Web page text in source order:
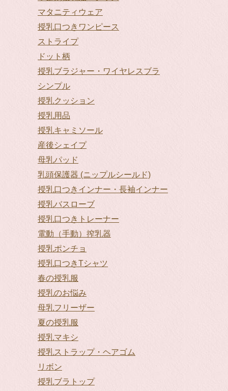
マタニティウェア
授乳口つきワンピース
ストライプ
ドット柄
授乳ブラジャー・ワイヤレスブラ
シンプル
授乳クッション
授乳用品
授乳キャミソール
産後シェイプ
母乳パッド
乳頭保護器 (ニップルシールド)
授乳口つきインナー・長袖インナー
授乳バスローブ
授乳口つきトレーナー
電動（手動）搾乳器
授乳ポンチョ
授乳口つきTシャツ
春の授乳服
授乳のお悩み
母乳フリーザー
夏の授乳服
授乳マキシ
授乳ストラップ・ヘアゴム
リボン
授乳ブラトップ